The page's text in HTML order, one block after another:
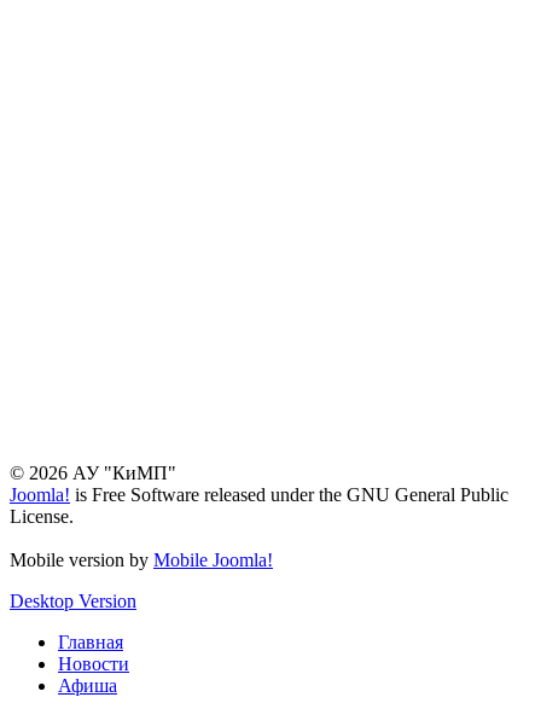
© 2026 АУ "КиМП"
Joomla! is Free Software released under the GNU General Public
License.
Mobile version by Mobile Joomla!
Desktop Version
Главная
Новости
Афиша